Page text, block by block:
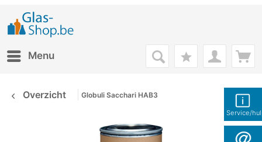
Service/
Menu
Overzicht Globuli Sacchari HAB3